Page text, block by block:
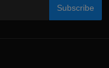
Subscribe